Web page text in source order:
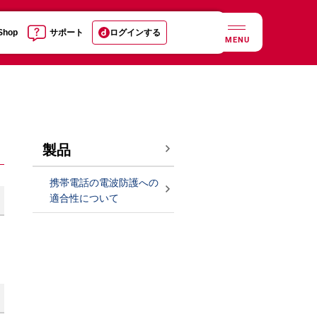
サポート ログインする
MENU
製品
携帯電話の電波防護への
適合性について